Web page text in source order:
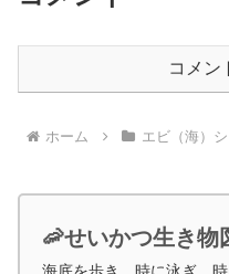
コメン
ホーム エビ（海）
🦐せいかつ生き物